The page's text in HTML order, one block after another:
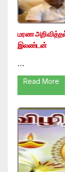
மரண
இலண்டன்
…
Read More